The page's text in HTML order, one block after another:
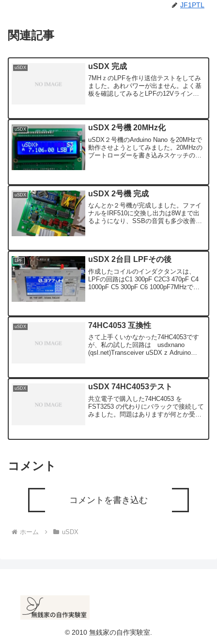
JF1PTL
関連記事
uSDX uSDX 完成
7MHｚのLPFを作り送信テストをしてみ
ました。あれパワーが出ません。よく基
板を確認してみるとLPFの12Vラインの
今のところ2W弱ですがローカル局と普通
にQSOが出来...
uSDX uSDX 2号機 20MHz化
uSDX２号機のArduino Nano を20MHzで
動作させようとしてみました。20MHzの
ブートローダーを書き込みスケッチの書
uSDX uSDX 2号機 完成
なんとか２号機が完成しました。ファイ
ナルをIRF510に交換し出力は8Wまで出
るようになり、SSBの音質も多少改善で
ンデ...
LPF uSDX 2台目 LPFその後
作成したコイルのインダクタンスは、
LPFの回路はC1 300pF C2C3 470pF C4
1000pF C5 300pF C6 1000pF7MHzでは
uSDX 74HC4053 互換性
さて上手くいかなかった74HC4053です
が、私の試した回路は usdxnano
(qsl.net)Transceiver uSDX z Adruino
uSDX uSDX 74HC4053テスト
共立電子で購入した74HC4053 を
FST3253 の代わりにバラックで接続して
みました。問題はありますが何とか受信
振 74HC4053 を触ったりすると動作した
コメント
コメントを書き込む
ホーム uSDX
© 2010 無銭家の自作実験室.